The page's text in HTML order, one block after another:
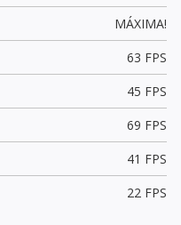
MÁXIMA!
63 FPS
45 FPS
69 FPS
41 FPS
22 FPS